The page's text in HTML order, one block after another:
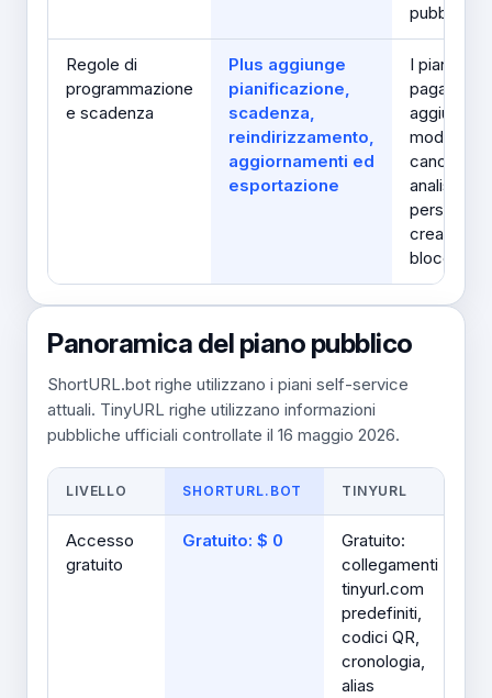
Regole di
programmazione
e scadenza
Plus aggiunge
pianificazione,
scadenza,
reindirizzamento,
aggiornamenti ed
esportazione
I piani a
modifica,
analisi,
creazione
blocco
Panoramica del piano pubblico
ShortURL.bot righe utilizzano i piani self-service
attuali. TinyURL righe utilizzano informazioni
pubbliche ufficiali controllate il 16 maggio 2026.
LIVELLO SHORTURL.BOT TINYURL
Accesso
gratuito
Gratuito: $ 0
Gratuito:
collegamenti
tinyurl.com
predefiniti,
codici QR,
cronologia,
alias